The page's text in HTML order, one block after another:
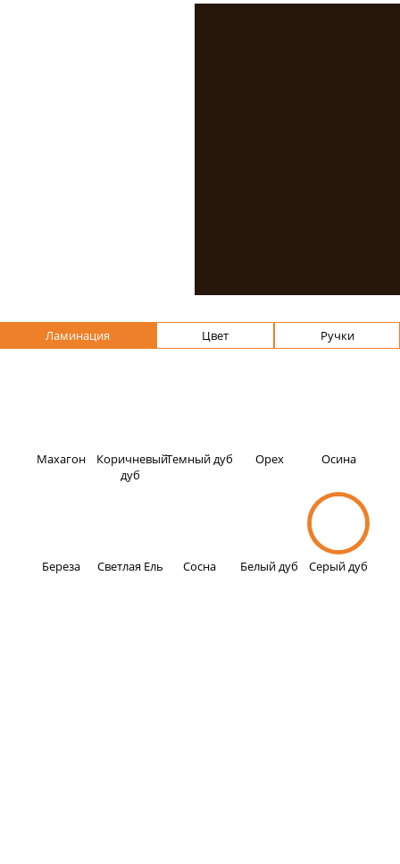
фурнитура. Мы изготовим
конструкции в сжатые сроки на
Ламинация Цвет Ручки
Махагон
Коричневый
дуб
Темный дуб Орех Осина
Береза Светлая Ель Сосна Белый дуб Серый дуб